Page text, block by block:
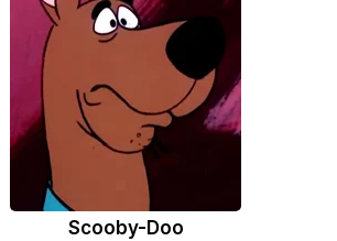
Scooby-Doo